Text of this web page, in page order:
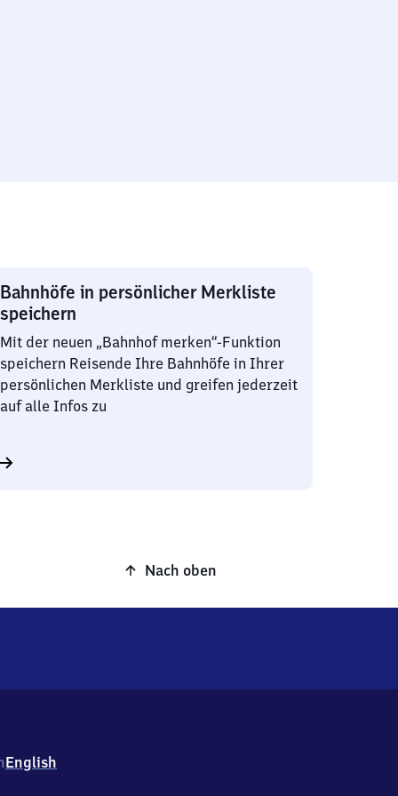
Bahnhöfe in persönlicher Merkliste
speichern
Mit der neuen „Bahnhof merken“-Funktion
speichern Reisende Ihre Bahnhöfe in Ihrer
persönlichen Merkliste und greifen jederzeit
auf alle Infos zu
Nach oben
English